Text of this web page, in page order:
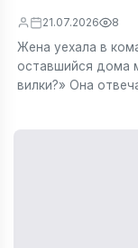
21.07.2026 8
Жена уехала в
оставшийся дома
вилки?» Она